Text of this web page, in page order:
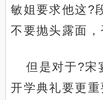
敏姐要求他这?
不要抛头露面，
但是对于?宋
开学典礼要更重